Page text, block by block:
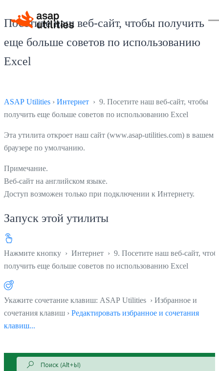
Посетите наш веб-сайт, чтобы получить
еще больше советов по использованию
Excel
ASAP Utilities › Интернет › 9. Посетите наш веб-сайт, чтобы
получить еще больше советов по использованию Excel
Эта утилита откроет наш сайт (www.asap-utilities.com) в вашем
браузере по умолчанию.
Примечание.
Веб-сайт на английском языке.
Доступ возможен только при подключении к Интернету.
Запуск этой утилиты
Нажмите кнопку › Интернет › 9. Посетите наш веб-сайт,
получить еще больше советов по использованию Excel
Укажите сочетание клавиш: ASAP Utilities › Избранное и
сочетания клавиш › Редактировать избранное и сочетания
клавиш...